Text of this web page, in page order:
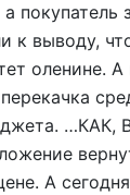
а
к выводу,
оленине.
А